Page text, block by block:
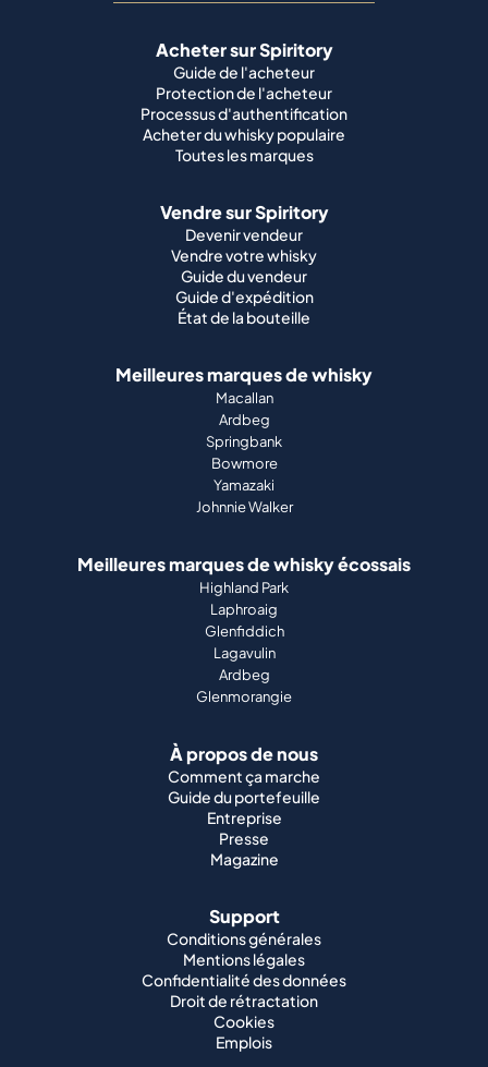
Acheter sur Spiritory
Guide de l'acheteur
Protection de l'acheteur
Processus d'authentification
Acheter du whisky populaire
Toutes les marques
Vendre sur Spiritory
Devenir vendeur
Vendre votre whisky
Guide du vendeur
Guide d'expédition
État de la bouteille
Meilleures marques de whisky
Macallan
Ardbeg
Springbank
Bowmore
Yamazaki
Johnnie Walker
Meilleures marques de whisky écossais
Highland Park
Laphroaig
Glenfiddich
Lagavulin
Ardbeg
Glenmorangie
À propos de nous
Comment ça marche
Guide du portefeuille
Entreprise
Presse
Magazine
Support
Conditions générales
Mentions légales
Confidentialité des données
Droit de rétractation
Cookies
Emplois